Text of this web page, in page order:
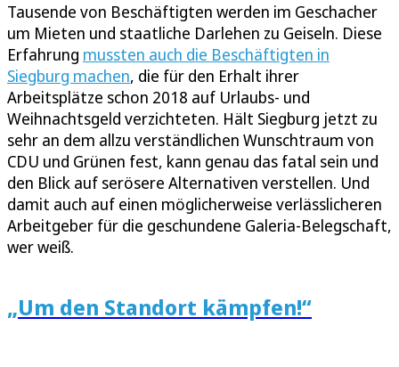
Tausende von Beschäftigten werden im Geschacher
um Mieten und staatliche Darlehen zu Geiseln. Diese
Erfahrung mussten auch die Beschäftigten in
Siegburg machen, die für den Erhalt ihrer
Arbeitsplätze schon 2018 auf Urlaubs- und
Weihnachtsgeld verzichteten. Hält Siegburg jetzt zu
sehr an dem allzu verständlichen Wunschtraum von
CDU und Grünen fest, kann genau das fatal sein und
den Blick auf serösere Alternativen verstellen. Und
damit auch auf einen möglicherweise verlässlicheren
Arbeitgeber für die geschundene Galeria-Belegschaft,
wer weiß.
„Um den Standort kämpfen!“